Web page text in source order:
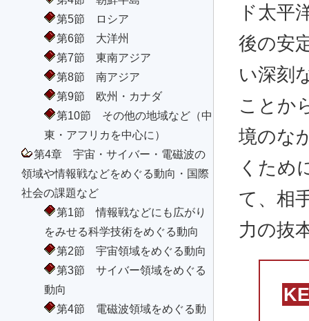
第5節 ロシア
第6節 大洋州
第7節 東南アジア
第8節 南アジア
第9節 欧州・カナダ
第10節 その他の地域など（中
東・アフリカを中心に）
第4章 宇宙・サイバー・電磁波の
領域や情報戦などをめぐる動向・国際
社会の課題など
第1節 情報戦などにも広がり
をみせる科学技術をめぐる動向
第2節 宇宙領域をめぐる動向
第3節 サイバー領域をめぐる
動向
第4節 電磁波領域をめぐる動
ド太平
後の安
い深刻
ことか
境のな
くため
て、相
力の抜